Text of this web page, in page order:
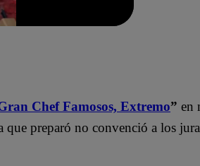
Chef Famosos, Extremo” en
preparó no convenció a los